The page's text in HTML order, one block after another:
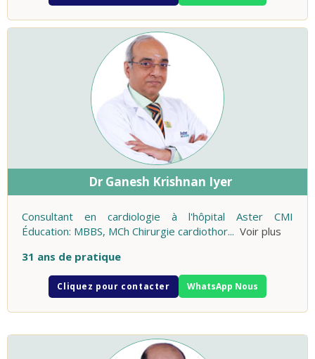
Dr Ganesh Krishnan Iyer
Consultant en cardiologie à l'hôpital Aster CMI
Éducation: MBBS, MCh Chirurgie cardiothor... Voir plus
31 ans de pratique
Cliquez pour contacter WhatsApp Nous